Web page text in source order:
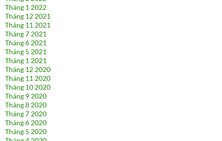
Tháng 1 2022
Tháng 12 2021
Tháng 11 2021
Tháng 7 2021
Tháng 6 2021
Tháng 5 2021
Tháng 1 2021
Tháng 12 2020
Tháng 11 2020
Tháng 10 2020
Tháng 9 2020
Tháng 8 2020
Tháng 7 2020
Tháng 6 2020
Tháng 5 2020